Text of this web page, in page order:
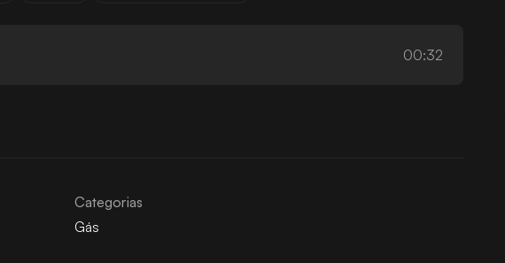
00:32
Categorias
Gás